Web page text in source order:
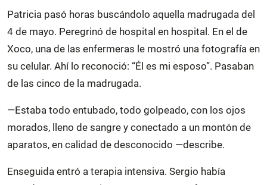
Patricia pasó horas buscándolo aquella madrugada del
4 de mayo. Peregrinó de hospital en hospital. En el de
Xoco, una de las enfermeras le mostró una fotografía en
su celular. Ahí lo reconoció: “Él es mi esposo”. Pasaban
de las cinco de la madrugada.
—Estaba todo entubado, todo golpeado, con los ojos
morados, lleno de sangre y conectado a un montón de
aparatos, en calidad de desconocido —describe.
Enseguida entró a terapia intensiva. Sergio había